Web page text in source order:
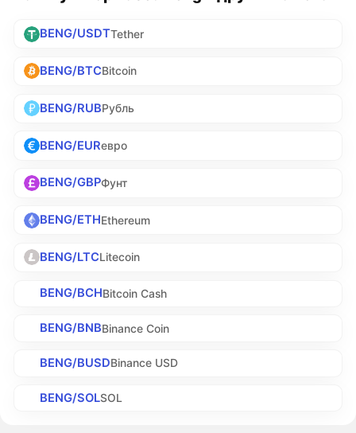
BENG/USDTTether
BENG/BTCBitcoin
BENG/RUBРубль
BENG/EURевро
BENG/GBPФунт
BENG/ETHEthereum
BENG/LTCLitecoin
BENG/BCHBitcoin Cash
BENG/BNBBinance Coin
BENG/BUSDBinance USD
BENG/SOLSOL